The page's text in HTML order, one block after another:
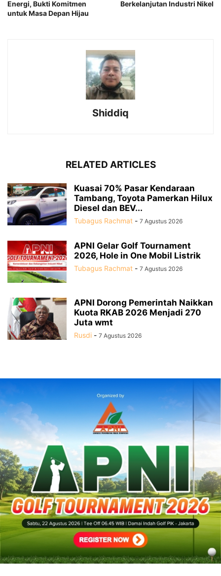
Energi, Bukti Komitmen
untuk Masa Depan Hijau
Berkelanjutan Industri Nikel
Shiddiq
RELATED ARTICLES
Kuasai 70% Pasar Kendaraan
Tambang, Toyota Pamerkan Hilux
Diesel dan BEV...
Tubagus Rachmat - 7 Agustus 2026
APNI Gelar Golf Tournament
2026, Hole in One Mobil Listrik
Tubagus Rachmat - 7 Agustus 2026
APNI Dorong Pemerintah Naikkan
Kuota RKAB 2026 Menjadi 270
Juta wmt
Rusdi - 7 Agustus 2026